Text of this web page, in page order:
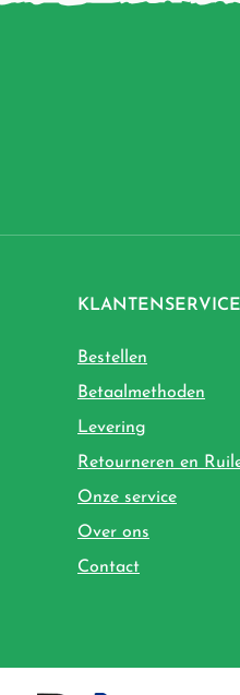
KLANTENSERVICE
Bestellen
Betaalmethoden
Levering
Retourneren en
Onze service
Over ons
Contact